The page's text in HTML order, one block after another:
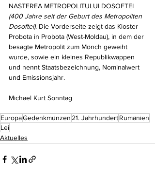
NASTEREA METROPOLITULUI DOSOFTEI
(400 Jahre seit der Geburt des Metropoliten
Dosoftei). Die Vorderseite zeigt das Kloster
Probota in Probota (West-Moldau), in dem der
besagte Metropolit zum Mönch geweiht
wurde, sowie ein kleines Republikwappen
und nennt Staatsbezeichnung, Nominalwert
und Emissionsjahr.
Michael Kurt Sonntag
EuropaGedenkmünzen 21. JahrhundertRumänien
Lei
Aktuelles